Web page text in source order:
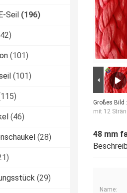
Seil (196)
(101)
(101)
(46)
(28)
(29)
Großes Bild :
mit 12
48 mm
Name: